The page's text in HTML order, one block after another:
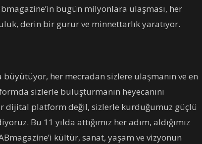
bugün milyonlara ulaşması, her
derin bir gurur ve minnettarlık yaratıyor.
büyütüyor, her mecradan sizlere ulaşmanın ve en
sizlerle buluşturmanın heyecanını
dijital platform değil, sizlerle kurduğumuz güçlü
Bu 11 yılda attığımız her adım, aldığımız
kültür, sanat, yaşam ve vizyonun